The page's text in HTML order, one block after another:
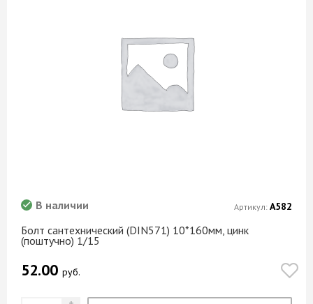
Болт сантехнический (DIN571) 10*160мм, цинк
(поштучно) 1/15
В наличии
52.00 руб.
Артикул: А582